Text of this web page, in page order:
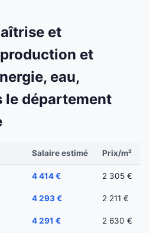
et
et
eau,
le département
Salaire estimé Prix/m²
4 414 € 2 305 €
4 293 € 2 211 €
4 291 € 2 630 €